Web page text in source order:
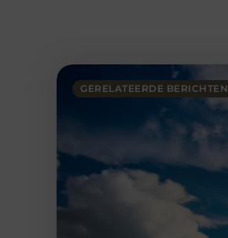
GERELATEERDE BERICHTEN